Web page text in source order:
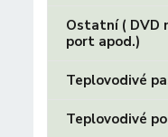
Ostatní ( DVD
port apod.)
Teplovodivé
Teplovodivé